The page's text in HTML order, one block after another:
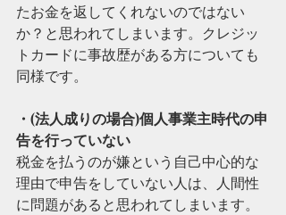
たお金を返してくれないのではない
か？と思われてしまいます。クレジッ
トカードに事故歴がある方についても
同様です。
・(法人成りの場合)個人事業主時代の申
告を行っていない
税金を払うのが嫌という自己中心的な
理由で申告をしていない人は、人間性
に問題があると思われてしまいます。